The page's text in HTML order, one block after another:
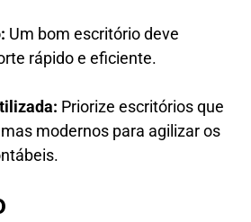
Um bom escritório deve
rápido e eficiente.
Priorize escritórios que
modernos para agilizar os